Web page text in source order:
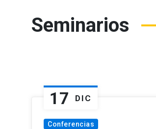
Seminarios
17 DIC
Conferencias